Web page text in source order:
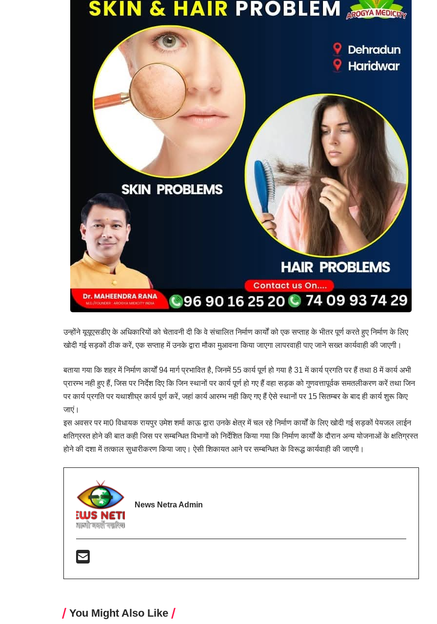
उन्होंने यूयूएसडीए के अधिकारियों को चेतावनी दी कि वे संचालित निर्माण कार्यों को एक सप्ताह के भीतर पूर्ण करते हुए निर्माण के लिए
खोदी गई सड़कों ठीक करें, एक सप्ताह में उनके द्वारा मौका मुआवना किया जाएगा लापरवाही पाए जाने सख्त कार्यवाही की जाएगी।
बताया गया कि शहर में निर्माण कार्यों 94 मार्ग प्रभावित है, जिनमें 55 कार्य पूर्ण हो गया है 31 में कार्य प्रगति पर हैं तथा 8 में कार्य अभी
प्रारम्भ नही हुए हैं, जिस पर निर्देश दिए कि जिन स्थानों पर कार्य पूर्ण हो गए हैं वहा सड़क को गुणवत्तापूर्वक समतलीकरण करें तथा जिन
पर कार्य प्रगति पर यथाशीघ्र कार्य पूर्ण करें, जहां कार्य आरम्भ नही किए गए हैं ऐसे स्थानों पर 15 सितम्बर के बाद ही कार्य शुरू किए
जाएं।
इस अवसर पर मा0 विधायक रायपुर उमेश शर्मा काऊ द्वारा उनके क्षेत्र में चल रहे निर्माण कार्यों के लिए खोदी गई सड़कों पेयजल लाईन
क्षतिग्रस्त होने की बात कही जिस पर सम्बन्धित विभागों को निर्देशित किया गया कि निर्माण कार्यों के दौरान अन्य योजनाओं के क्षतिग्रस्त
होने की दशा में तत्काल सुधारीकरण किया जाए। ऐसी शिकायत आने पर सम्बन्धित के विरूद्ध कार्यवाही की जाएगी।
News Netra Admin
You Might Also Like